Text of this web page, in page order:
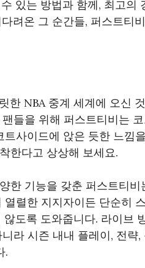
있는 방법과 함께, 최고의
려온 그 순간들, 퍼스트티
한 NBA 중계 세계에 오신
들을 위해 퍼스트티비는
사이드에 앉은 듯한 느낌
한다고 상상해 보세요.
한 기능을 갖춘 퍼스트티비
렬한 지지자이든 단순히
도록 도와줍니다. 라이브
라 시즌 내내 플레이, 전략,
.